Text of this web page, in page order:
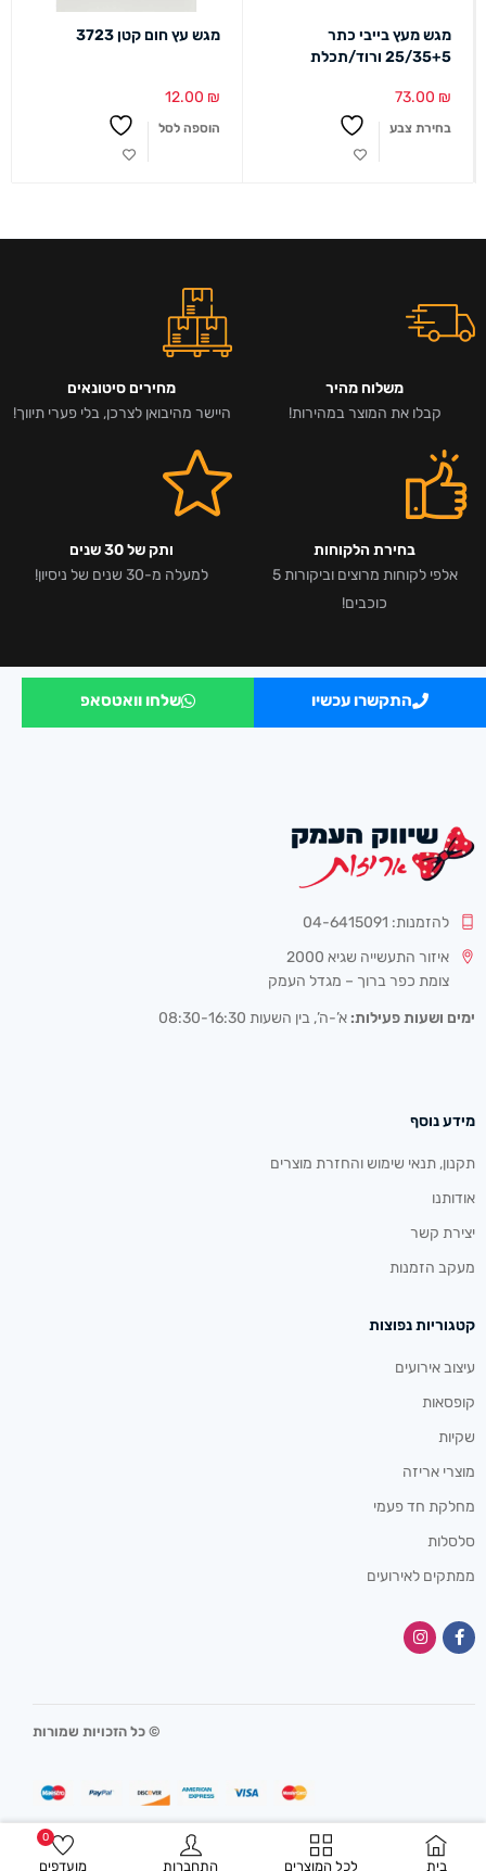
בית לכל המוצרים התחברות מועדפים
0
מגש מעץ בייבי כתר
25/35+5 ורוד/תכלת
73.00 ₪
בחירת צבע
מגש עץ חום קטן 3723
12.00 ₪
הוספה לסל
משלוח מהיר
קבלו את המוצר במהירות!
מחירים סיטונאים
היישר מהיבואן לצרכן, בלי פערי תיווך!
בחירת הלקוחות
אלפי לקוחות מרוצים וביקורות 5
כוכבים!
ותק של 30 שנים
למעלה מ-30 שנים של ניסיון!
התקשרו עכשיו שלחו וואטסאפ
להזמנות: 04-6415091
איזור התעשייה שגיא 2000
צומת כפר ברוך – מגדל העמק
ימים ושעות פעילות: א’-ה’, בין השעות 08:30-16:30
מידע נוסף
תקנון, תנאי שימוש והחזרת מוצרים
אודותנו
יצירת קשר
מעקב הזמנות
קטגוריות נפוצות
עיצוב אירועים
קופסאות
שקיות
מוצרי אריזה
מחלקת חד פעמי
סלסלות
ממתקים לאירועים
© כל הזכויות שמורות